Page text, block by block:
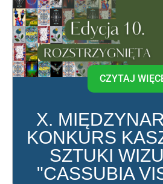
CZYTAJ
X.
KONKURS
SZTUKI
"CASSUBIA